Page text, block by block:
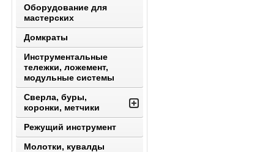
Оборудование для
мастерских
Домкраты
Инструментальные
тележки, ложемент,
модульные системы
Сверла, буры,
коронки, метчики
Режущий инструмент
Молотки, кувалды